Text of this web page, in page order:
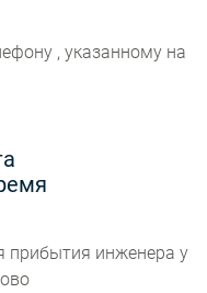
, указанному на
прибытия инженера у